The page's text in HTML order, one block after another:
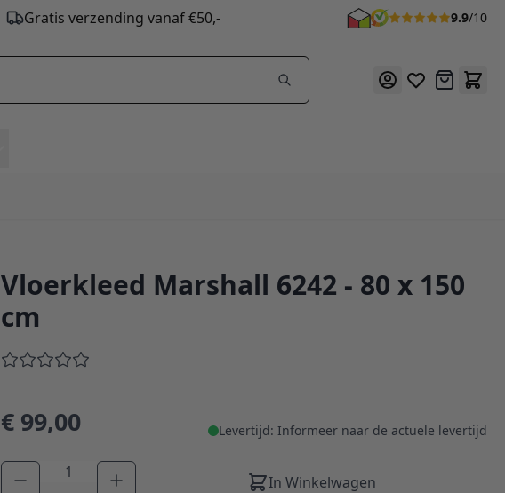
Gratis verzending vanaf €50,- 9.9/10
Offerte
Vloerkleed Marshall 6242 - 80 x 150
cm
€ 99,00 Levertijd: Informeer naar de actuele levertijd
Aantal
In Winkelwagen